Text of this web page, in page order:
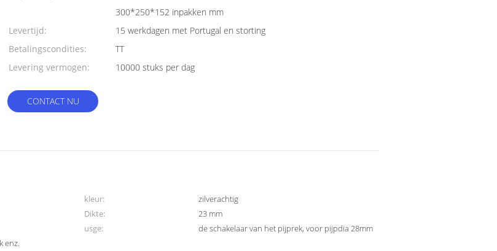
300*250*152 inpakken mm
Levertijd:
15 werkdagen met Portugal en storting
Betalingscondities:
TT
Levering vermogen:
10000 stuks per dag
CONTACT NU
kleur:
zilverachtig
Dikte:
23 mm
usge:
de schakelaar van het pijprek, voor pijpdia 28mm
enz.